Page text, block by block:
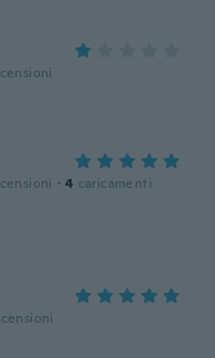
· 4 caricamenti